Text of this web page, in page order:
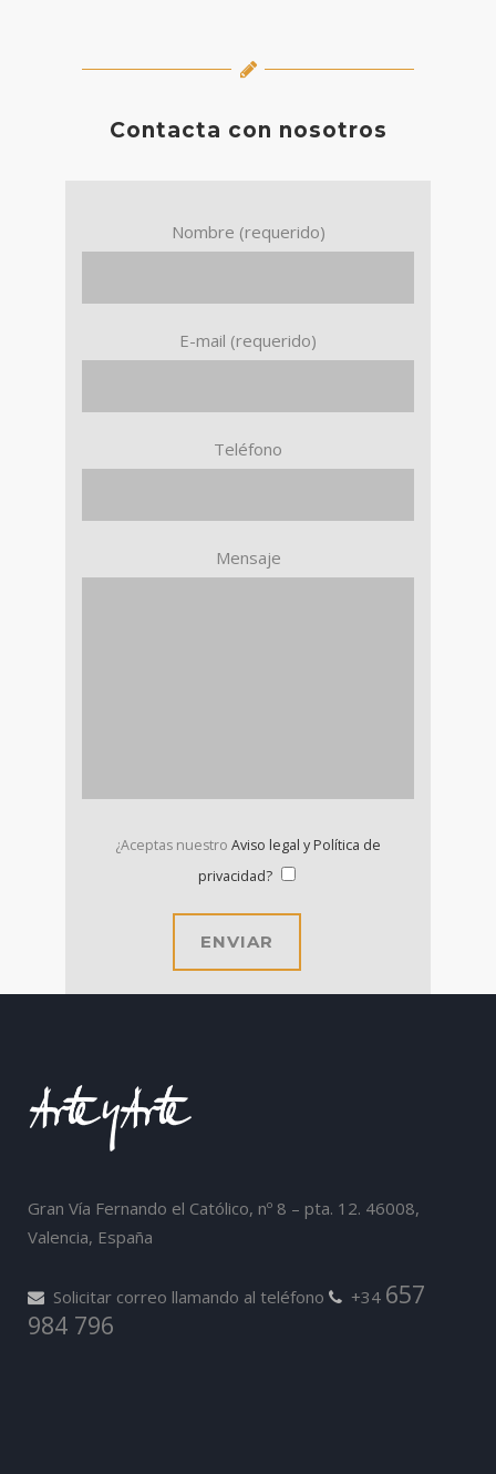
Contacta con nosotros
Nombre (requerido)
E-mail (requerido)
Teléfono
Mensaje
¿Aceptas nuestro Aviso legal y Política de
privacidad?
Gran Vía Fernando el Católico, nº 8 – pta. 12. 46008,
Valencia, España
Solicitar correo llamando al teléfono +34 657
984 796